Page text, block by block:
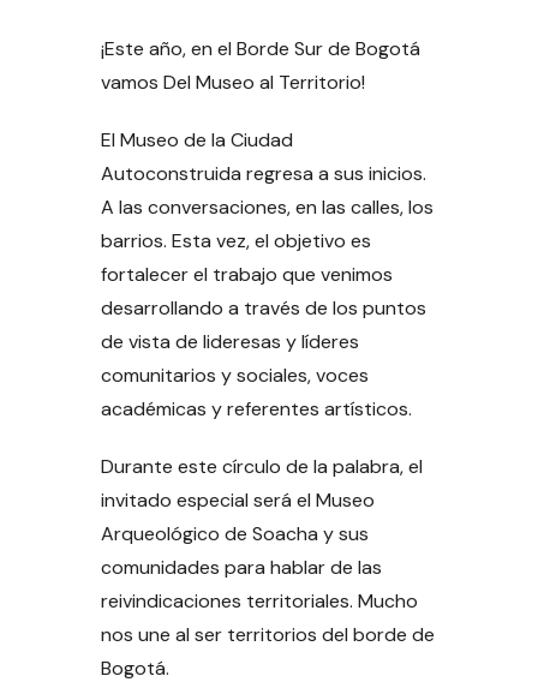
¡Este año, en el Borde Sur de Bogotá
vamos Del Museo al Territorio!
El Museo de la Ciudad
Autoconstruida regresa a sus inicios.
A las conversaciones, en las calles, los
barrios. Esta vez, el objetivo es
fortalecer el trabajo que venimos
desarrollando a través de los puntos
de vista de lideresas y líderes
comunitarios y sociales, voces
académicas y referentes artísticos.
Durante este círculo de la palabra, el
invitado especial será el Museo
Arqueológico de Soacha y sus
comunidades para hablar de las
reivindicaciones territoriales. Mucho
nos une al ser territorios del borde de
Bogotá.